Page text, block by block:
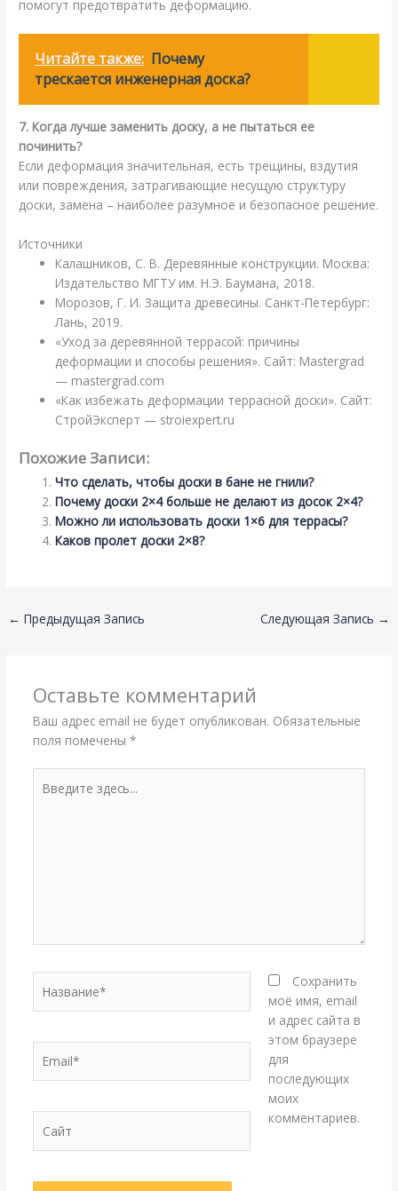
помогут предотвратить деформацию.
Читайте также: Почему
трескается инженерная доска?
7. Когда лучше заменить доску, а не пытаться ее
починить?
Если деформация значительная, есть трещины, вздутия
или повреждения, затрагивающие несущую структуру
доски, замена – наиболее разумное и безопасное решение.
Источники
Калашников, С. В. Деревянные конструкции. Москва:
Издательство МГТУ им. Н.Э. Баумана, 2018.
Морозов, Г. И. Защита древесины. Санкт-Петербург:
Лань, 2019.
«Уход за деревянной террасой: причины
деформации и способы решения». Сайт: Mastergrad
— mastergrad.com
«Как избежать деформации террасной доски». Сайт:
СтройЭксперт — stroiexpert.ru
Похожие Записи:
Что сделать, чтобы доски в бане не гнили?
Почему доски 2×4 больше не делают из досок 2×4?
Можно ли использовать доски 1×6 для террасы?
Каков пролет доски 2×8?
← Предыдущая Запись Следующая Запись →
Оставьте комментарий
Ваш адрес email не будет опубликован. Обязательные
поля помечены *
здесь...
Сохранить
моё имя, email
и адрес сайта в
этом браузере
для
последующих
моих
комментариев.